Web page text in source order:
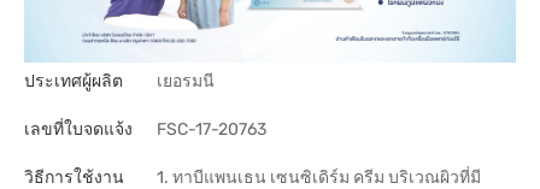
ประเทศผู้ผลิต เยอรมนี
เลขที่ใบจดแจ้ง FSC-17-20763
วิธีการใช้งาน
1. ทาบีแพนเธน เซนซิเดิร์ม ครีม บริเวณผิวที่มี